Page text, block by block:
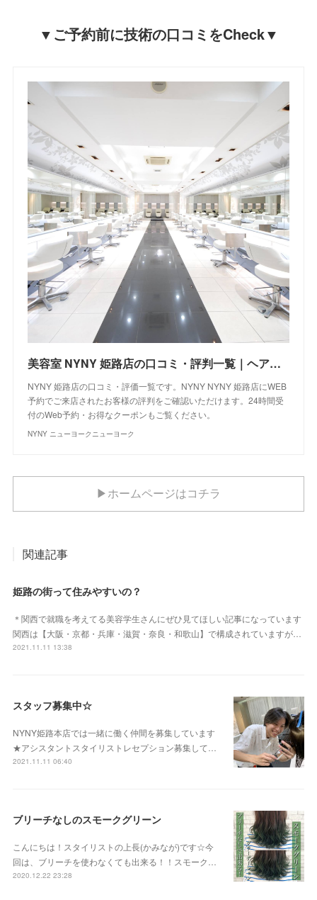
▼ご予約前に技術の口コミをCheck▼
美容室 NYNY 姫路店の口コミ・評判一覧｜ヘアサロン・美容院｜ニューヨークニューヨーク
NYNY 姫路店の口コミ・評価一覧です。NYNY NYNY 姫路店にWEB
予約でご来店されたお客様の評判をご確認いただけます。24時間受
付のWeb予約・お得なクーポンもご覧ください。
NYNY ニューヨークニューヨーク
▶ホームページはコチラ
関連記事
姫路の街って住みやすいの？
＊関西で就職を考えてる美容学生さんにぜひ見てほしい記事になっています
関西は【大阪・京都・兵庫・滋賀・奈良・和歌山】で構成されていますが…
2021.11.11 13:38
スタッフ募集中☆
NYNY姫路本店では一緒に働く仲間を募集しています
★アシスタントスタイリストレセプション募集して…
2021.11.11 06:40
ブリーチなしのスモークグリーン
こんにちは！スタイリストの上長(かみなが)です☆今
回は、ブリーチを使わなくても出来る！！スモーク…
2020.12.22 23:28